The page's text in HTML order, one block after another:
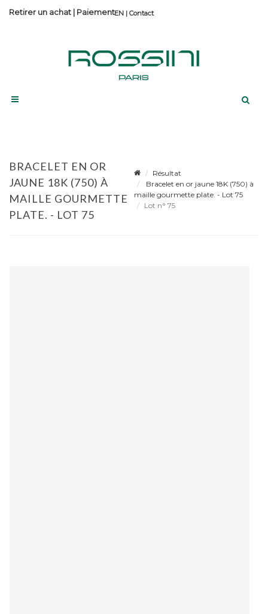
Contact
Retirer un achat | Paiement
BRACELET EN OR
JAUNE 18K (750) À
MAILLE GOURMETTE
PLATE. - LOT 75
Résultat
Bracelet en or jaune 18K (750) à
maille gourmette plate. - Lot 75
Lot n° 75